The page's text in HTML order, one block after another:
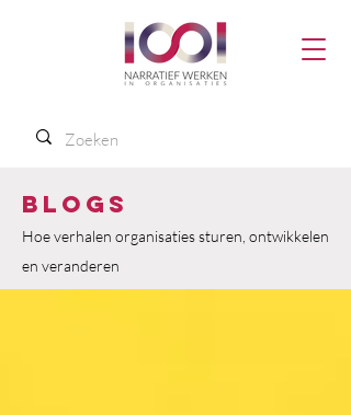
Blogs
Hoe verhalen organisaties sturen, ontwikkelen
en veranderen